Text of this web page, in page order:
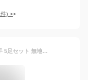
件) >
靴下 レディース 暖かい 冬 おしゃれ 厚手 5足セット 無地 クルー丈 ソックス 福袋 女 クルーソックス カジュアルソックス 冷え対策 冬用 冷えとり 冷房対策 保温 防寒 冷え 冷え性対策 メンズソックス 5足 厚手靴下 女性